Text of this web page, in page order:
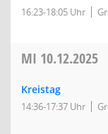
16:23-18:05 Uhr
MI 10.12.2025
Kreistag
14:36-17:37 Uhr